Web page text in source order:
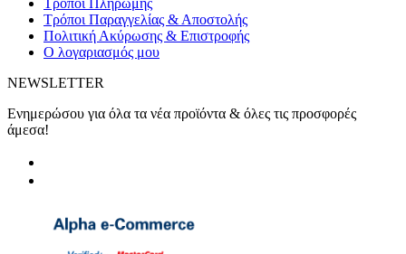
Τρόποι Πληρωμής
Τρόποι Παραγγελίας & Αποστολής
Πολιτική Ακύρωσης & Επιστροφής
Ο λογαριασμός μου
NEWSLETTER
Ενημερώσου για όλα τα νέα προϊόντα & όλες τις προσφορές
άμεσα!